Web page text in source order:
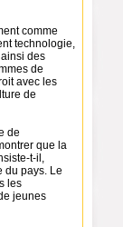
comme
technologie,
des
de
avec les
de
de
que la
t-il,
du pays. Le
les
jeunes